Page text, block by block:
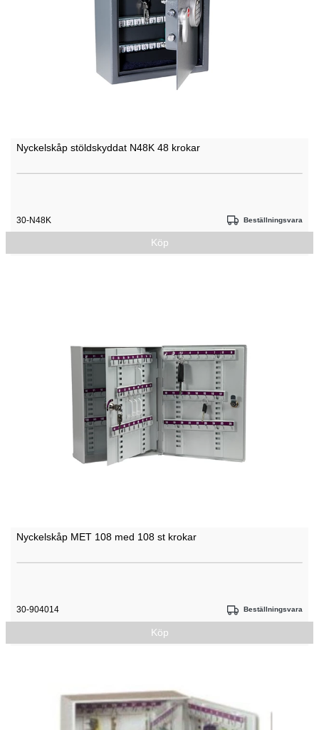
Nyckelskåp stöldskyddat N48K 48 krokar
30-N48K Beställningsvara
Köp
Nyckelskåp MET 108 med 108 st krokar
30-904014 Beställningsvara
Köp